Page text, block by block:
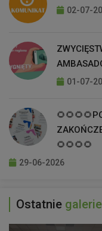
02-07-
01-07-
🌻🌻🌻🌻
29-06-2026
Ostatnie galerie